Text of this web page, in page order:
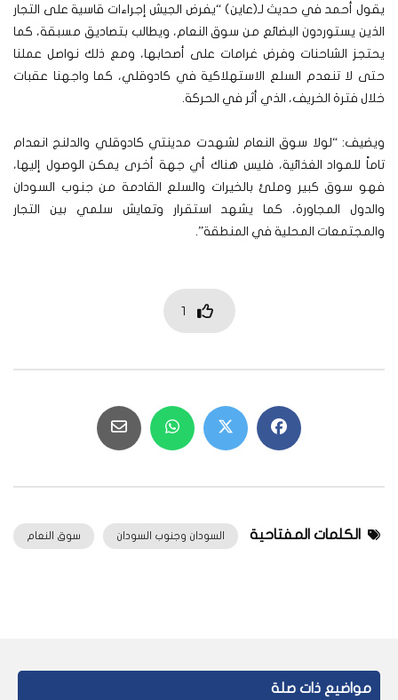
يقول أحمد في حديث لـ(عاين) “يفرض الجيش إجراءات قاسية على التجار
الذين يستوردون البضائع من سوق النعام، ويطالب بتصاديق مسبقة، كما
يحتجز الشاحنات وفرض غرامات على أصحابها، ومع ذلك نواصل عملنا
حتى لا تنعدم السلع الاستهلاكية في كادوقلي، كما واجهنا عقبات
خلال فترة الخريف، الذي أثر في الحركة.
ويضيف: “لولا سوق النعام لشهدت مدينتي كادوقلي والدلنج انعدام
تاماً للمواد الغذائية، فليس هناك أي جهة أخرى يمكن الوصول إليها،
فهو سوق كبير وملئ بالخيرات والسلع القادمة من جنوب السودان
والدول المجاورة، كما يشهد استقرار وتعايش سلمي بين التجار
والمجتمعات المحلية في المنطقة”.
1
الكلمات المفتاحية السودان وجنوب السودان سوق النعام
مواضيع ذات صلة